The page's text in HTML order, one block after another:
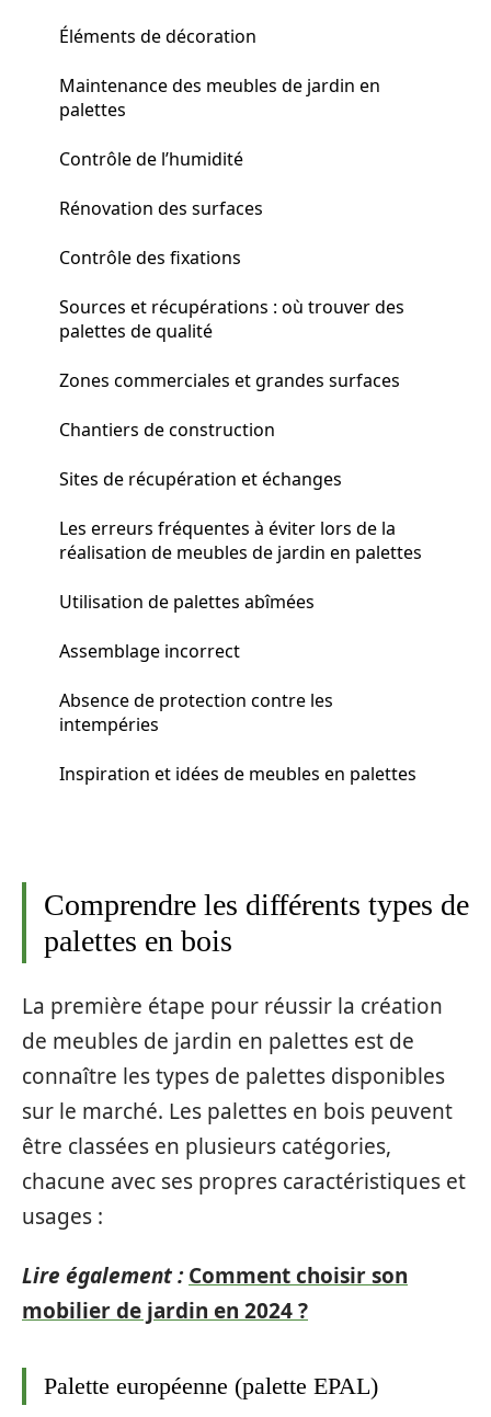
Éléments de décoration
Maintenance des meubles de jardin en
palettes
Contrôle de l’humidité
Rénovation des surfaces
Contrôle des fixations
Sources et récupérations : où trouver des
palettes de qualité
Zones commerciales et grandes surfaces
Chantiers de construction
Sites de récupération et échanges
Les erreurs fréquentes à éviter lors de la
réalisation de meubles de jardin en palettes
Utilisation de palettes abîmées
Assemblage incorrect
Absence de protection contre les
intempéries
Inspiration et idées de meubles en palettes
Comprendre les différents types de
palettes en bois
La première étape pour réussir la création
de meubles de jardin en palettes est de
connaître les types de palettes disponibles
sur le marché. Les palettes en bois peuvent
être classées en plusieurs catégories,
chacune avec ses propres caractéristiques et
usages :
Lire également : Comment choisir son
mobilier de jardin en 2024 ?
Palette européenne (palette EPAL)